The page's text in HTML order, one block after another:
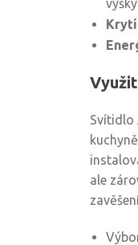
Krytí
Svítidlo
ale